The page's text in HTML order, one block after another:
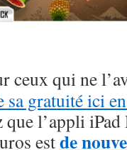
ceux qui ne
sa gratuité ici
que l’appli
estde